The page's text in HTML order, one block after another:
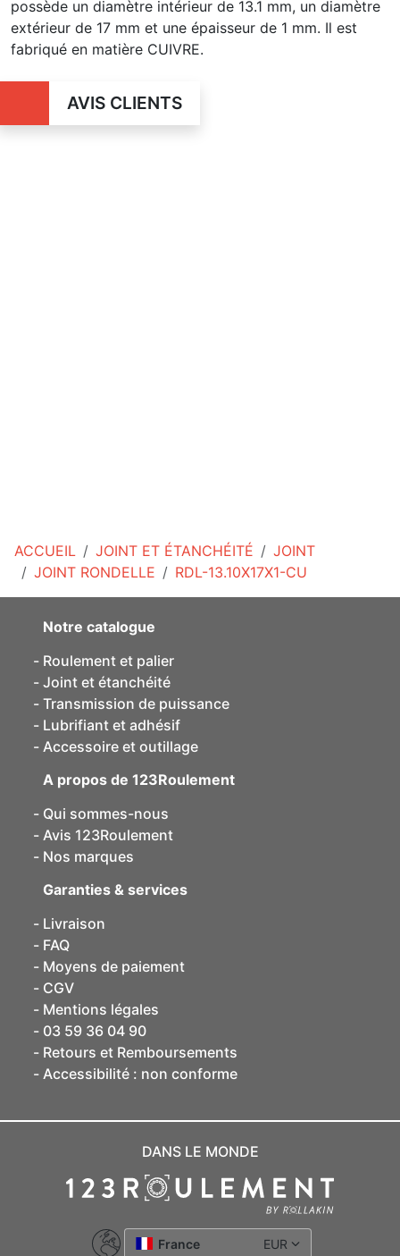
ACCUEIL JOINT ET ÉTANCHÉITÉ
JOINT
JOINT RONDELLE
RDL-13.10X17X1-CU
possède un diamètre intérieur de 13.1 mm, un diamètre
extérieur de 17 mm et une épaisseur de 1 mm. Il est
fabriqué en matière CUIVRE.
AVIS CLIENTS
Notre catalogue
Roulement et palier
Joint et étanchéité
Transmission de puissance
Lubrifiant et adhésif
Accessoire et outillage
A propos de 123Roulement
Qui sommes-nous
Avis 123Roulement
Nos marques
Garanties & services
Livraison
FAQ
Moyens de paiement
CGV
Mentions légales
03 59 36 04 90
Retours et Remboursements
Accessibilité : non conforme
DANS LE MONDE
France EUR